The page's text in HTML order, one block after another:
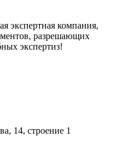
экспертная компания,
разрешающих
экспертиз!
14, строение 1